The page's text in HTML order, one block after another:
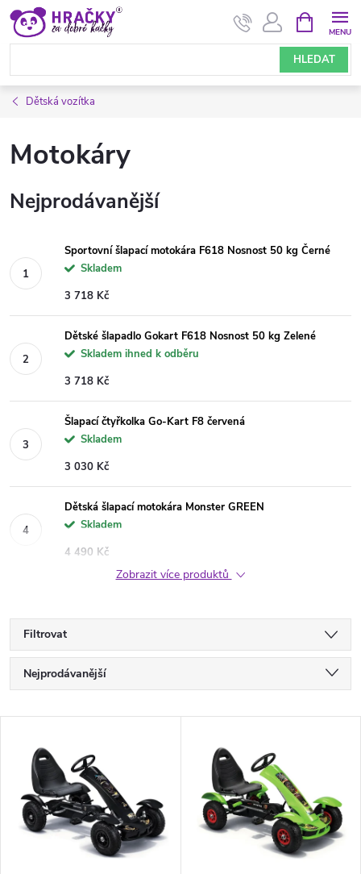
Přejít
obsah
HLEDAT
NÁKUPNÍ
KOŠÍK
Dětská vozítka
Motokáry
Nejprodávanější
Sportovní šlapací motokára F618 Nosnost 50 kg Černé
Skladem
3 718 Kč
Dětské šlapadlo Gokart F618 Nosnost 50 kg Zelené
Skladem ihned k odběru
3 718 Kč
Šlapací čtyřkolka Go-Kart F8 červená
Skladem
3 030 Kč
Dětská šlapací motokára Monster GREEN
Skladem
4 490 Kč
Zobrazit více produktů
Filtrovat
Ř
a
e
n
Nejprodávanější
Abecedně
p